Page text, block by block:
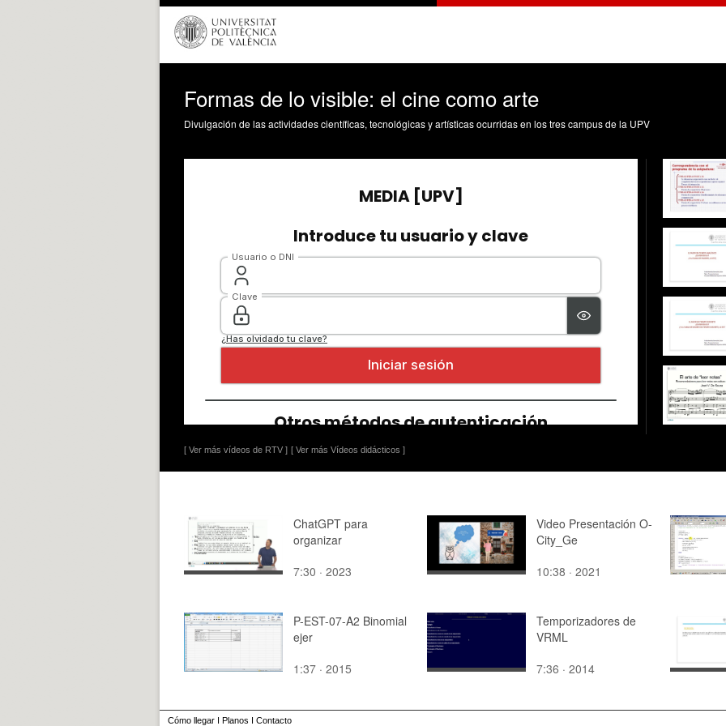
Formas de lo visible: el cine como arte
Divulgación de las actividades científicas, tecnológicas y artísticas ocurridas en los tres campus de la UPV
[ Ver más vídeos de RTV ] [ Ver más Vídeos didácticos ]
ChatGPT para
organizar
7:30 · 2023
Video Presentación O-
City_Ge
10:38 · 2021
P-EST-07-A2 Binomial
ejer
1:37 · 2015
Temporizadores de
VRML
7:36 · 2014
Cómo llegar I Planos I Contacto